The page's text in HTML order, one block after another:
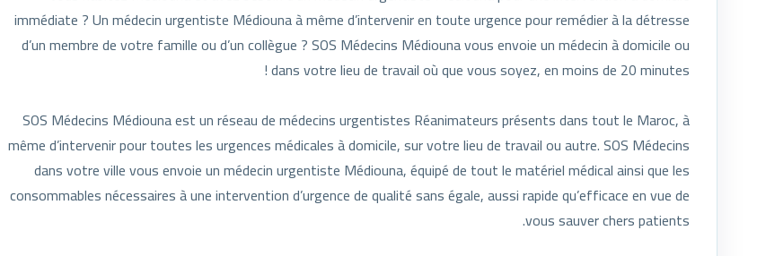
immédiate ? Un médecin urgentiste Médiouna à même d’intervenir en toute urgence pour remédier à la détresse
d’un membre de votre famille ou d’un collègue ? SOS Médecins Médiouna vous envoie un médecin à domicile ou
dans votre lieu de travail où que vous soyez, en moins de 20 minutes !
SOS Médecins Médiouna est un réseau de médecins urgentistes Réanimateurs présents dans tout le Maroc, à
même d’intervenir pour toutes les urgences médicales à domicile, sur votre lieu de travail ou autre. SOS Médecins
dans votre ville vous envoie un médecin urgentiste Médiouna, équipé de tout le matériel médical ainsi que les
consommables nécessaires à une intervention d’urgence de qualité sans égale, aussi rapide qu’efficace en vue de
vous sauver chers patients.